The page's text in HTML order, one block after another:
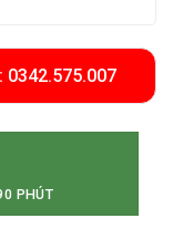
0342.575.007
PHÚT